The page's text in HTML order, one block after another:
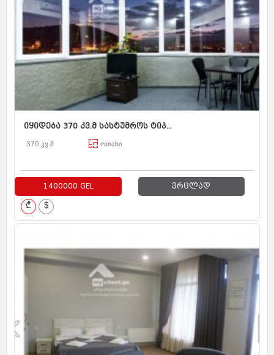
იყიდება 370 კვ.მ სასტუმროს ტიპ...
370 კვ.მ ოთახი
1400000 GEL ვრცლად
₾ $